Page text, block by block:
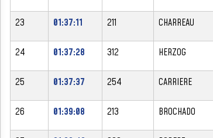
23 01:37:11 211 CHARREAU
24 01:37:28 312 HERZOG
25 01:37:37 254 CARRIERE
26 01:39:08 213 BROCHADO